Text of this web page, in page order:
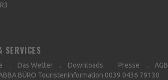
SERVICES
Das Wetter Downloads Presse
AGB
BÜRO Touristeninformation 0039 0436 79130